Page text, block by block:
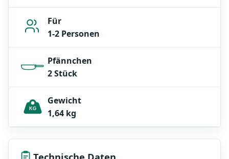
Für
1-2 Personen
Pfännchen
2 Stück
KG
Gewicht
1,64 kg